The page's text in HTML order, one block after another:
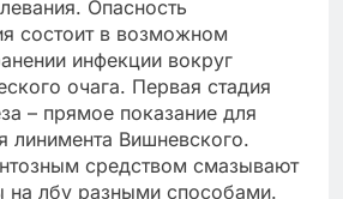
Опасность
состоит в возможном
инфекции вокруг
очага. Первая стадия
– прямое показание для
линимента Вишневского.
средством смазывают
на лбу разными способами.